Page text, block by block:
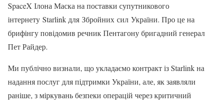
SpaceX Ілона Маска на поставки супутникового
інтернету Starlink для Збройних сил України. Про це на
брифінгу повідомив речник Пентагону бригадний генерал
Пет Райдер.
Ми публічно визнали, що укладаємо контракт із Starlink на
надання послуг для підтримки України, але, як заявляли
раніше, з міркувань безпеки операцій через критичний